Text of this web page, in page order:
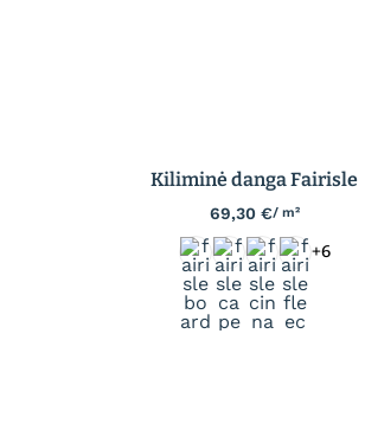
Kiliminė danga Fairisle
69,30 €/ m²
+6